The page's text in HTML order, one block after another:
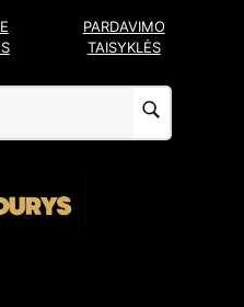
PARDAVIMO
TAISYKLĖS